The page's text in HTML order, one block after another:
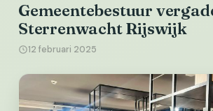
Gemeentebestuur
Sterrenwacht Rijswijk
12 februari 2025